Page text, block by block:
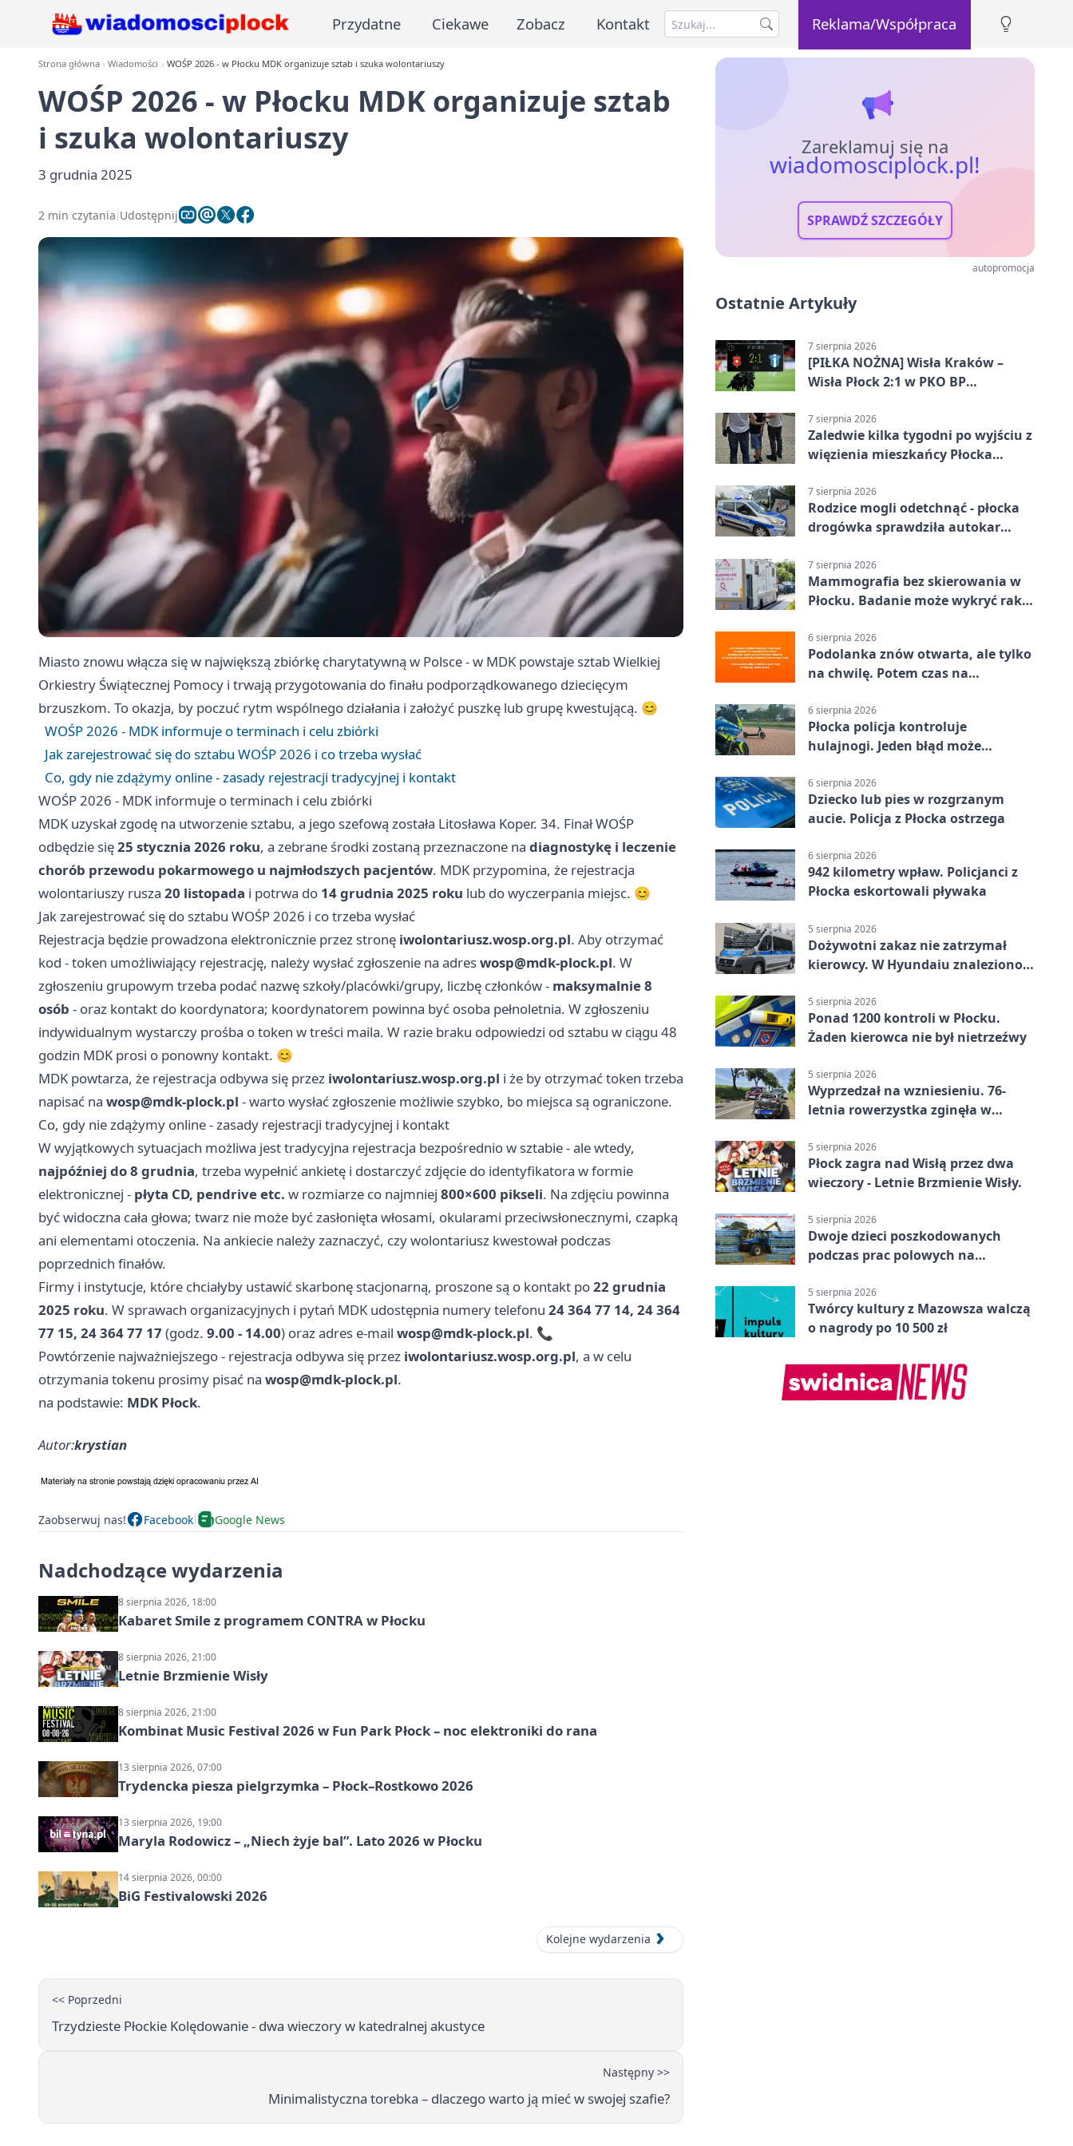
Przydatne Ciekawe Zobacz Kontakt Reklama/Współpraca
Strona główna Wiadomości WOŚP 2026 - w Płocku MDK organizuje sztab i szuka wolontariuszy
WOŚP 2026 - w Płocku MDK organizuje sztab
i szuka wolontariuszy
3 grudnia 2025
2 min czytania Udostępnij
Miasto znowu włącza się w największą zbiórkę charytatywną w Polsce - w MDK powstaje sztab Wielkiej
Orkiestry Świątecznej Pomocy i trwają przygotowania do finału podporządkowanego dziecięcym
brzuszkom. To okazja, by poczuć rytm wspólnego działania i założyć puszkę lub grupę kwestującą. 😊
WOŚP 2026 - MDK informuje o terminach i celu zbiórki
Jak zarejestrować się do sztabu WOŚP 2026 i co trzeba wysłać
Co, gdy nie zdążymy online - zasady rejestracji tradycyjnej i kontakt
WOŚP 2026 - MDK informuje o terminach i celu zbiórki
MDK uzyskał zgodę na utworzenie sztabu, a jego szefową została Litosława Koper. 34. Finał WOŚP
odbędzie się25 stycznia 2026 roku, a zebrane środki zostaną przeznaczone na diagnostykę i leczenie
chorób przewodu pokarmowego u najmłodszych pacjentów. MDK przypomina, że rejestracja
wolontariuszy rusza 20 listopada i potrwa do 14 grudnia 2025 roku lub do wyczerpania miejsc. 😊
Jak zarejestrować się do sztabu WOŚP 2026 i co trzeba wysłać
Rejestracja będzie prowadzona elektronicznie przez stronę iwolontariusz.wosp.org.pl. Aby otrzymać
kod - token umożliwiający rejestrację, należy wysłać zgłoszenie na adreswosp@mdk-plock.pl. W
zgłoszeniu grupowym trzeba podać nazwę szkoły/placówki/grupy, liczbę członków - maksymalnie 8
osób - oraz kontakt do koordynatora; koordynatorem powinna być osoba pełnoletnia. W zgłoszeniu
indywidualnym wystarczy prośba o token w treści maila. W razie braku odpowiedzi od sztabu w ciągu 48
godzin MDK prosi o ponowny kontakt. 😊
MDK powtarza, że rejestracja odbywa się przez iwolontariusz.wosp.org.pl i że by otrzymać token trzeba
napisać na wosp@mdk-plock.pl - warto wysłać zgłoszenie możliwie szybko, bo miejsca są ograniczone.
Co, gdy nie zdążymy online - zasady rejestracji tradycyjnej i kontakt
W wyjątkowych sytuacjach możliwa jest tradycyjna rejestracja bezpośrednio w sztabie - ale wtedy,
najpóźniej do 8 grudnia, trzeba wypełnić ankietę i dostarczyć zdjęcie do identyfikatora w formie
elektronicznej - płyta CD, pendrive etc. w rozmiarze co najmniej 800×600 pikseli. Na zdjęciu powinna
być widoczna cała głowa; twarz nie może być zasłonięta włosami, okularami przeciwsłonecznymi, czapką
ani elementami otoczenia. Na ankiecie należy zaznaczyć, czy wolontariusz kwestował podczas
poprzednich finałów.
Firmy i instytucje, które chciałyby ustawić skarbonę stacjonarną, proszone są o kontakt po22 grudnia
2025 roku. W sprawach organizacyjnych i pytań MDK udostępnia numery telefonu 24 364 77 14, 24 364
77 15, 24 364 77 17 (godz. 9.00 - 14.00) oraz adres e-mail wosp@mdk-plock.pl. 📞
Powtórzenie najważniejszego - rejestracja odbywa się przez iwolontariusz.wosp.org.pl, a w celu
otrzymania tokenu prosimy pisać na wosp@mdk-plock.pl.
na podstawie: MDK Płock.
Autor:krystian
Zaobserwuj nas! Facebook Google News
Nadchodzące wydarzenia
8 sierpnia 2026, 18:00
Kabaret Smile z programem CONTRA w Płocku
8 sierpnia 2026, 21:00
Letnie Brzmienie Wisły
8 sierpnia 2026, 21:00
Kombinat Music Festival 2026 w Fun Park Płock – noc elektroniki do rana
13 sierpnia 2026, 07:00
Trydencka piesza pielgrzymka – Płock–Rostkowo 2026
13 sierpnia 2026, 19:00
Maryla Rodowicz – „Niech żyje bal”. Lato 2026 w Płocku
14 sierpnia 2026, 00:00
BiG Festivalowski 2026
Kolejne wydarzenia
<< Poprzedni
Trzydzieste Płockie Kolędowanie - dwa wieczory w katedralnej akustyce
Następny >>
Minimalistyczna torebka – dlaczego warto ją mieć w swojej szafie?
Zareklamuj się na
wiadomosciplock.pl!
SPRAWDŹ SZCZEGÓŁY
autopromocja
Ostatnie Artykuły
7 sierpnia 2026
[PIŁKA NOŻNA] Wisła Kraków –
Wisła Płock 2:1 w PKO BP
rozstrzygnęli mecz przed przerwą
7 sierpnia 2026
Zaledwie kilka tygodni po wyjściu z
więzienia mieszkańcy Płocka
7 sierpnia 2026
Rodzice mogli odetchnąć - płocka
drogówka sprawdziła autokar
7 sierpnia 2026
Mammografia bez skierowania w
Płocku. Badanie może wykryć raka,
6 sierpnia 2026
Podolanka znów otwarta, ale tylko
na chwilę. Potem czas na
6 sierpnia 2026
Płocka policja kontroluje
hulajnogi. Jeden błąd może
6 sierpnia 2026
Dziecko lub pies w rozgrzanym
aucie. Policja z Płocka ostrzega
6 sierpnia 2026
942 kilometry wpław. Policjanci z
Płocka eskortowali pływaka
5 sierpnia 2026
Dożywotni zakaz nie zatrzymał
kierowcy. W Hyundaiu znaleziono
5 sierpnia 2026
Ponad 1200 kontroli w Płocku.
Żaden kierowca nie był nietrzeźwy
5 sierpnia 2026
Wyprzedzał na wzniesieniu. 76-
letnia rowerzystka zginęła w
5 sierpnia 2026
Płock zagra nad Wisłą przez dwa
wieczory - Letnie Brzmienie Wisły.
5 sierpnia 2026
Dwoje dzieci poszkodowanych
podczas prac polowych na
5 sierpnia 2026
Twórcy kultury z Mazowsza walczą
o nagrody po 10 500 zł